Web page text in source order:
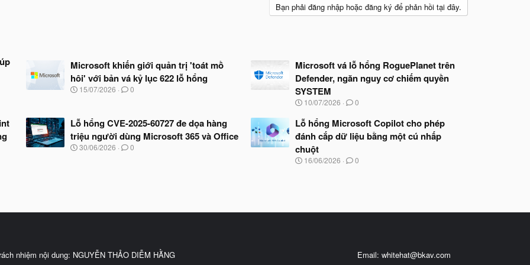
Bạn phải đăng nhập hoặc đăng ký để phản hồi tại đây.
Microsoft khiến giới quản trị 'toát mồ
hôi' với bản vá kỷ lục 622 lỗ hổng
N
y
b
ắ
t
15/07/2026 0
Microsoft vá lỗ hổng RoguePlanet trên
Defender, ngăn nguy cơ chiếm quyền
SYSTEM
N
à
y
b
ắ
t
10/07/2026 0
Lỗ hổng CVE-2025-60727 đe dọa hàng
triệu người dùng Microsoft 365 và Office
N
đ
30/06/2026 0
Lỗ hổng Microsoft Copilot cho phép
đánh cắp dữ liệu bằng một cú nhấp
chuột
N
16/06/2026 0
nhiệm nội dung: NGUYỄN THẢO DIỄM HẰNG
Email: whitehat@bkav.com